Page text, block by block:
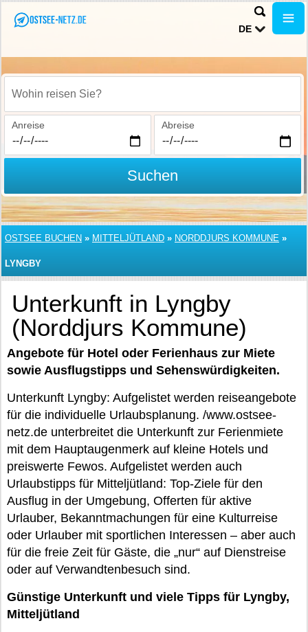
DE
Wohin reisen Sie?
Anreise Abreise
Suchen
OSTSEE BUCHEN » MITTELJÜTLAND » NORDDJURS KOMMUNE »
LYNGBY
Unterkunft in Lyngby
(Norddjurs Kommune)
Angebote für Hotel oder Ferienhaus zur Miete
sowie Ausflugstipps und Sehenswürdigkeiten.
Unterkunft Lyngby: Aufgelistet werden reiseangebote
für die individuelle Urlaubsplanung. /www.ostsee-
netz.de unterbreitet die Unterkunft zur Ferienmiete
mit dem Hauptaugenmerk auf kleine Hotels und
preiswerte Fewos. Aufgelistet werden auch
Urlaubstipps für Mitteljütland: Top-Ziele für den
Ausflug in der Umgebung, Offerten für aktive
Urlauber, Bekanntmachungen für eine Kulturreise
oder Urlauber mit sportlichen Interessen – aber auch
für die freie Zeit für Gäste, die „nur“ auf Dienstreise
oder auf Verwandtenbesuch sind.
Günstige Unterkunft und viele Tipps für Lyngby,
Mitteljütland